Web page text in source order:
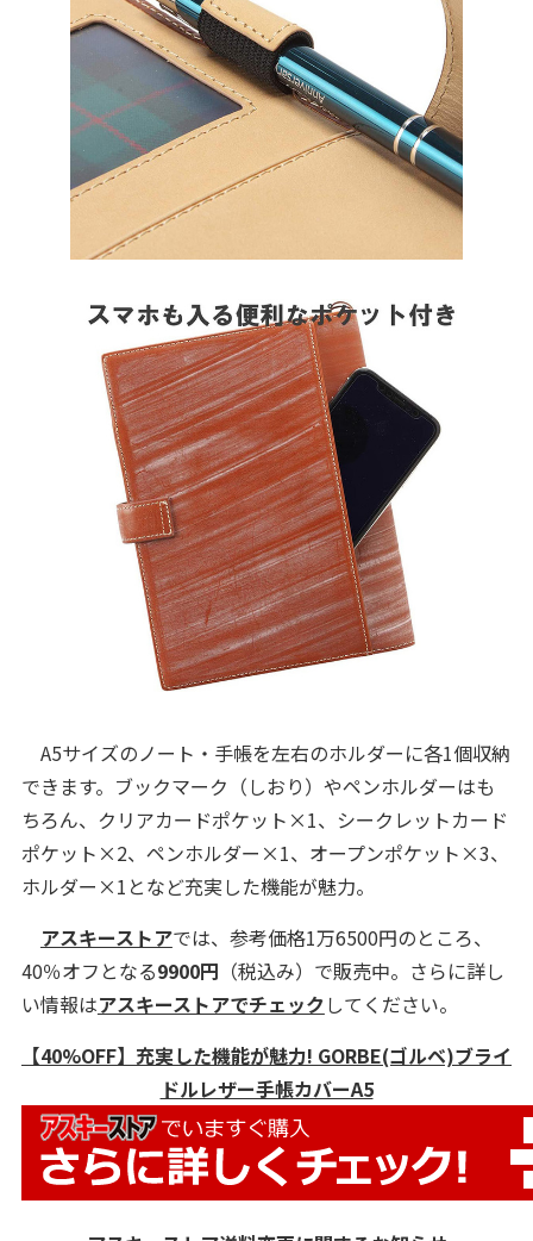
A5サイズのノート・手帳を左右のホルダーに各1個収納
できます。ブックマーク（しおり）やペンホルダーはも
ちろん、クリアカードポケット×1、シークレットカード
ポケット×2、ペンホルダー×1、オープンポケット×3、
ホルダー×1となど充実した機能が魅力。
アスキーストアでは、参考価格1万6500円のところ、
40％オフとなる9900円 （税込み）で販売中。さらに詳し
い情報はアスキーストアでチェックしてください。
【40%OFF】充実した機能が魅力! GORBE(ゴルベ)ブライ
ドルレザー手帳カバーA5